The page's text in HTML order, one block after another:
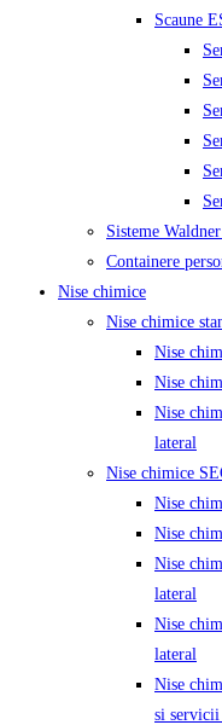
Scaune
Sisteme
Containere
Nise chimice
Nise chimice
Nise
Nise
Nise
lateral
Nise chimice
Nise
Nise
Nise
lateral
Nise
lateral
Nise
si